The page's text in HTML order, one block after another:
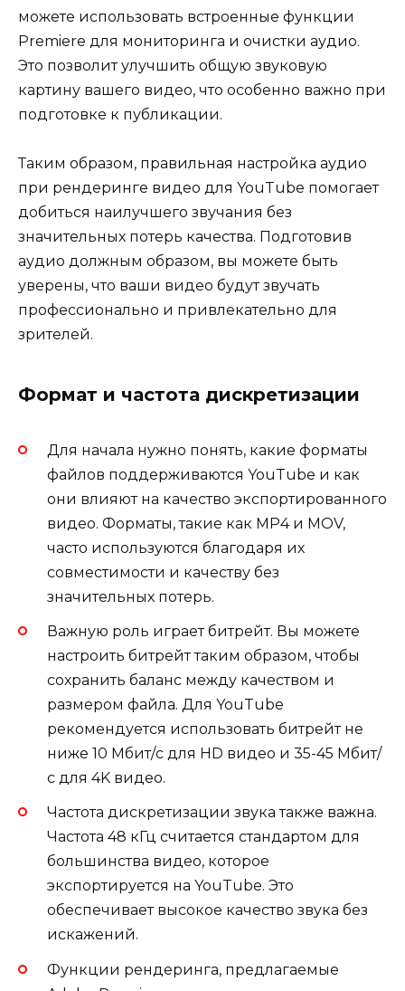
можете использовать встроенные функции
Premiere для мониторинга и очистки аудио.
Это позволит улучшить общую звуковую
картину вашего видео, что особенно важно при
подготовке к публикации.
Таким образом, правильная настройка аудио
при рендеринге видео для YouTube помогает
добиться наилучшего звучания без
значительных потерь качества. Подготовив
аудио должным образом, вы можете быть
уверены, что ваши видео будут звучать
профессионально и привлекательно для
зрителей.
Формат и частота дискретизации
Для начала нужно понять, какие форматы
файлов поддерживаются YouTube и как
они влияют на качество экспортированного
видео. Форматы, такие как MP4 и MOV,
часто используются благодаря их
совместимости и качеству без
значительных потерь.
Важную роль играет битрейт. Вы можете
настроить битрейт таким образом, чтобы
сохранить баланс между качеством и
размером файла. Для YouTube
рекомендуется использовать битрейт не
ниже 10 Мбит/с для HD видео и 35-45 Мбит/
с для 4K видео.
Частота дискретизации звука также важна.
Частота 48 кГц считается стандартом для
большинства видео, которое
экспортируется на YouTube. Это
обеспечивает высокое качество звука без
искажений.
Функции рендеринга, предлагаемые